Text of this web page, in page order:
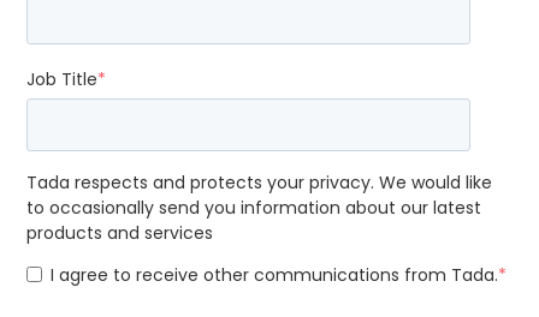
Job Title*
Tada respects and protects your privacy. We would like
to occasionally send you information about our latest
products and services
I agree to receive other communications from Tada.*